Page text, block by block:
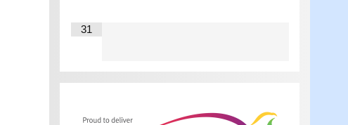
31